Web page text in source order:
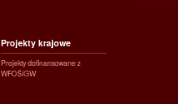
Projekty krajowe
Projekty dofinansowane z
WFOŚiGW